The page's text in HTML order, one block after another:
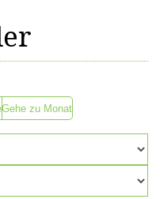
Gehe zu Monat